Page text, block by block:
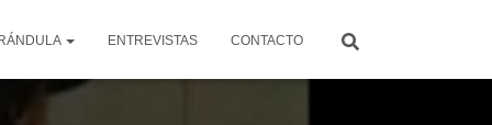
ENTREVISTAS CONTACTO